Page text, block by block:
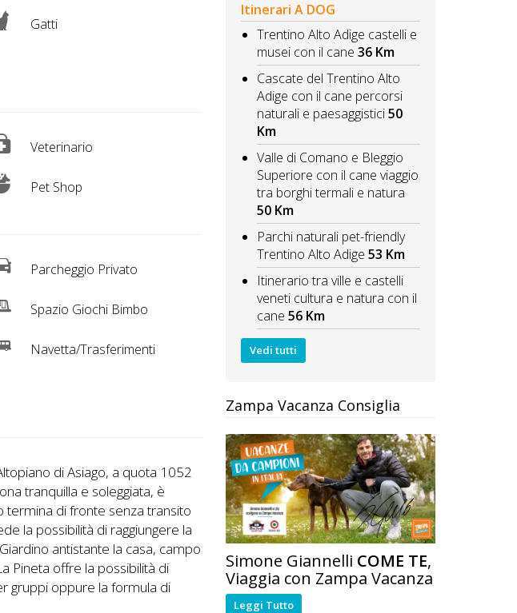
Gatti
Veterinario
Pet Shop
Parcheggio Privato
Spazio Giochi Bimbo
Navetta/Trasferimenti
di Asiago, a quota 1052
tranquilla e soleggiata, è
termina di fronte senza transito
la possibilità di raggiungere la
antistante la casa, campo
Pineta offre la possibilità di
gruppi oppure la formula di
Itinerari A DOG
Trentino Alto Adige castelli e
musei con il cane 36 Km
Cascate del Trentino Alto
Adige con il cane percorsi
naturali e paesaggistici50
Km
Valle di Comano e Bleggio
Superiore con il cane viaggio
tra borghi termali e natura
50 Km
Parchi naturali pet-friendly
Trentino Alto Adige 53 Km
Itinerario tra ville e castelli
veneti cultura e natura con il
cane 56 Km
Vedi tutti
Zampa Vacanza Consiglia
Simone Giannelli COME TE,
Viaggia con Zampa Vacanza
Leggi Tutto